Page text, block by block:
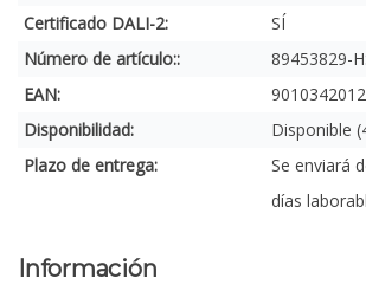
Certificado DALI-2:
SÍ
Número de artículo::
89453829-
EAN:
Disponibilidad:
Disponible
Plazo de entrega:
Se enviará
días
Información